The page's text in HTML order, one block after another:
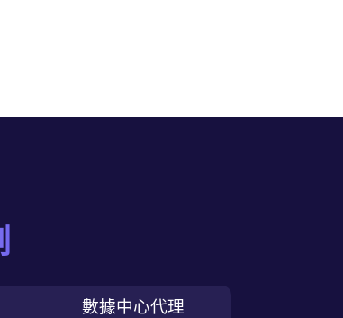
數據中心代理